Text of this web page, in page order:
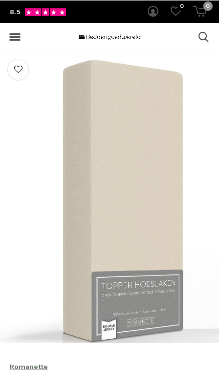
0 0
8.5
Romanette